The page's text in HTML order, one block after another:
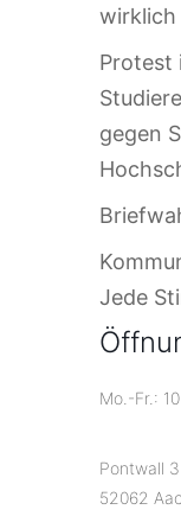
Protest
gegen
Jede
Mo.-Fr.:
Pontwall 3
52062